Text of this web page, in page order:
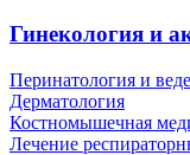
Гинекология и
Перинатология и
Дерматология
Костномышечная
Лечение